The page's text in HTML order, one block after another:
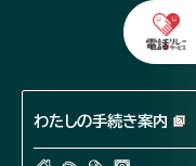
わたしの手続き案内